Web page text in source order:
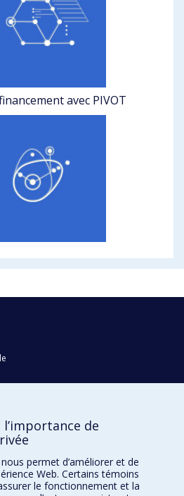
avec PIVOT
l’importance de
permet d’améliorer et de
Web. Certains témoins
le fonctionnement et la